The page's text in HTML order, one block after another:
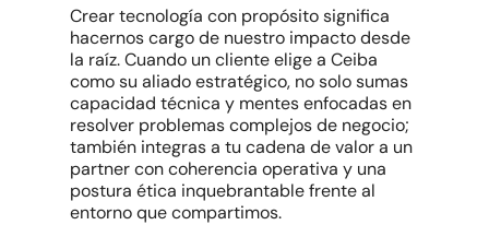
Crear tecnología con propósito significa
hacernos cargo de nuestro impacto desde
la raíz. Cuando un cliente elige a Ceiba
como su aliado estratégico, no solo sumas
capacidad técnica y mentes enfocadas en
resolver problemas complejos de negocio;
también integras a tu cadena de valor a un
partner con coherencia operativa y una
postura ética inquebrantable frente al
entorno que compartimos.